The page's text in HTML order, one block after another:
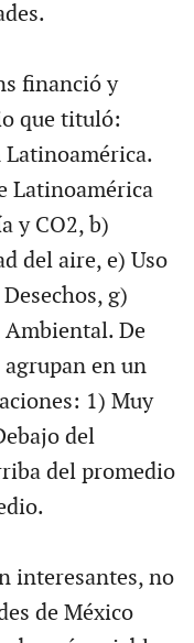
financió y
que tituló:
Latinoamérica.
Latinoamérica
y CO2, b)
del aire, e) Uso
g)
Ambiental. De
en un
1) Muy
del
del promedio
interesantes, no
de México